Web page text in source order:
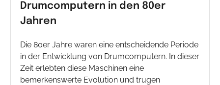
Drumcomputern in den 80er
Jahren
Die 80er Jahre waren eine entscheidende Periode
in der Entwicklung von Drumcomputern. In dieser
Zeit erlebten diese Maschinen eine
bemerkenswerte Evolution und trugen